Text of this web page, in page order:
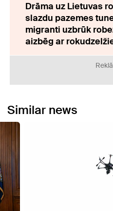
Drāma uz Lietuvas
slazdu pazemes
migranti uzbrūk
aizbēg ar
Similar news